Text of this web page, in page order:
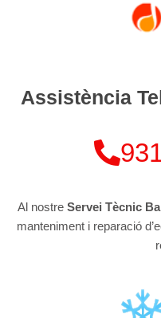
Assistència
Al nostre Servei Tècnic
manteniment i reparació